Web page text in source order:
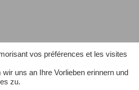
vos préférences et les visites
uns an Ihre Vorlieben erinnern und
zu.